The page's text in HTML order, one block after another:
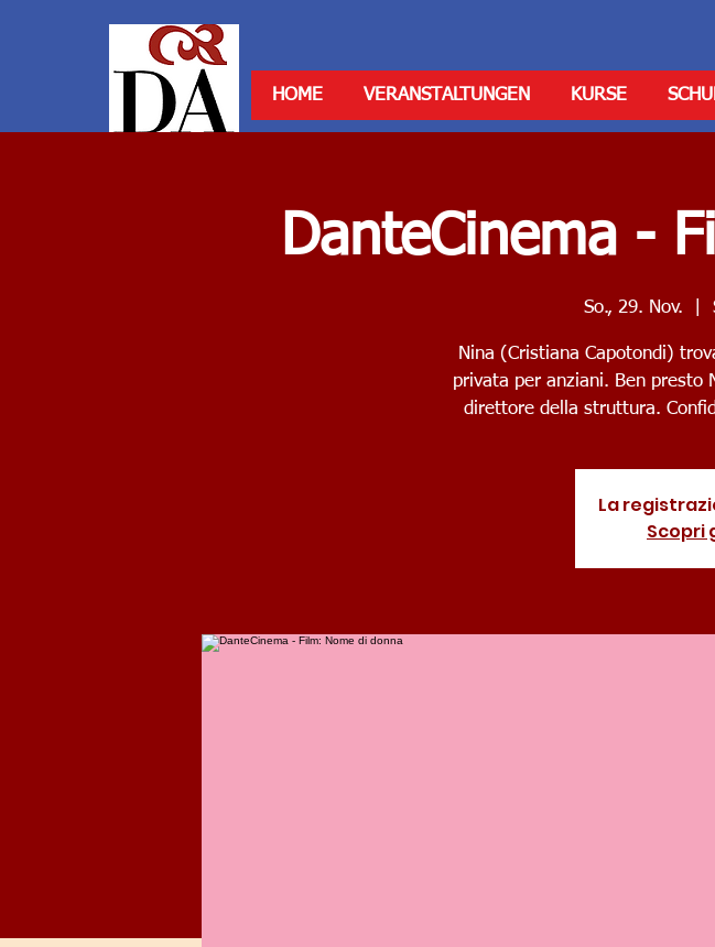
HOME VERANSTALTUNGEN KURSE
DanteCinema -
So., 29. Nov.
Nina (Cristiana Capotondi)
privata per anziani. Ben presto
direttore della struttura.
La
Scopri